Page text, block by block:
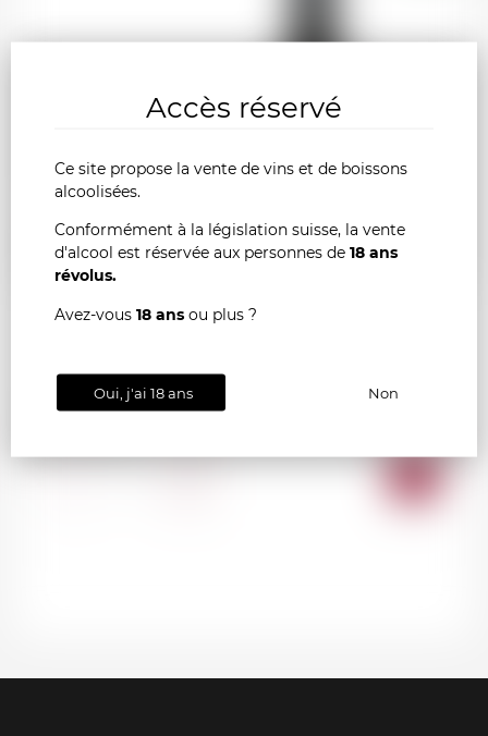
CHINON Domaine des Béguineries "Éveil des
16.90
- +
AU
Accès réservé
Ce site propose la vente de vins et de boissons
alcoolisées.
Conformément à la législation suisse, la vente
d'alcool est réservée aux personnes de 18 ans
révolus.
Avez-vous 18 ans ou plus ?
Oui, j'ai 18 ans Non